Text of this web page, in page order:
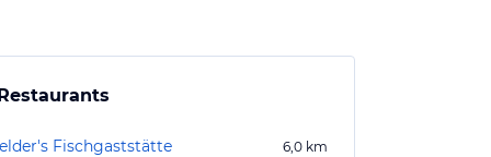
Fischgaststätte 6,0 km